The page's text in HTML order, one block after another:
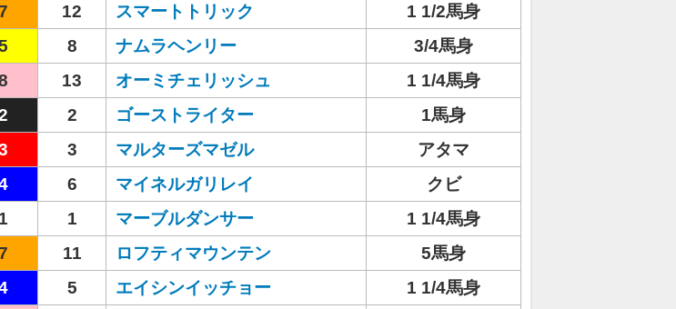
12 スマートトリック
1 1/2馬身
8 ナムラヘンリー
3/4馬身
13 オーミチェリッシュ
1 1/4馬身
2 ゴーストライター
1馬身
3 マルターズマゼル
アタマ
6 マイネルガリレイ
クビ
1 1 マーブルダンサー
1 1/4馬身
11 ロフティマウンテン
5馬身
5 エイシンイッチョー
1 1/4馬身